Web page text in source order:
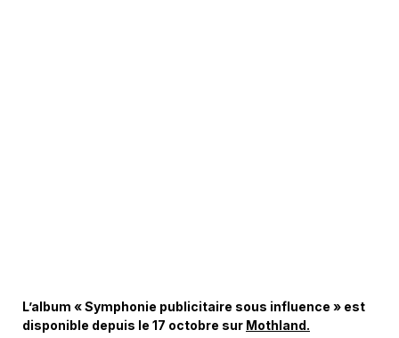
L’album « Symphonie publicitaire sous influence » est
disponible depuis le 17 octobre sur Mothland.